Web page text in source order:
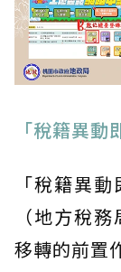
「稅籍異
「稅籍異
（地方稅
移轉的前置